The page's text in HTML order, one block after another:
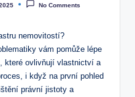
No Comments
⁣nemovitostí?
vám⁤ pomůže‌ lépe
které ‍ovlivňují vlastnictví a
i když na první pohled​
právní ⁤jistoty a⁣